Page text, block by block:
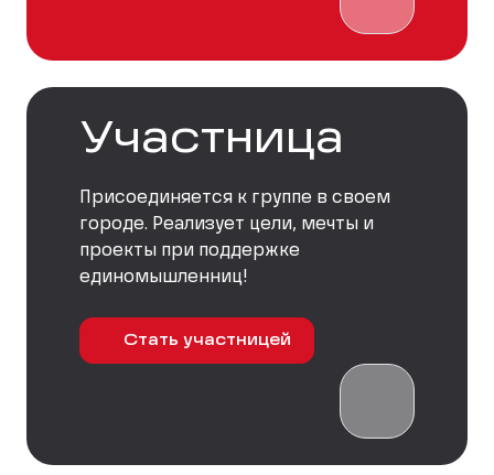
Участница
Присоединяется к группе в своем
городе. Реализует цели, мечты и
проекты при поддержке
единомышленниц!
Стать участницей